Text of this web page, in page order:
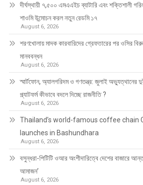
দীর্ঘস্থায়ী ৭,৫০০ এমএএইচ ব্যাটারি এবং শক্তিশালী
শাওমি উন্মোচন করল নতুন রেডমি ১৭
August 6, 2026
শরণখোলায় মাদক কারবারিদের গ্রেফতারের পর ওসির
মানববন্ধন
August 6, 2026
স্মার্টফোন, অ্যালগরিদম ও গণতন্ত্র: জুলাই অভ্যুত্থানের
প্ল্যাটফর্ম কীভাবে বদলে দিচ্ছে রাজনীতি ?
August 6, 2026
Thailand’s world-famous coffee chain
launches in Bashundhara
August 6, 2026
বসুন্ধরা-পিটিটি ওআর অংশীদারিত্বে দেশের বাজারে
আমাজন’
August 6, 2026